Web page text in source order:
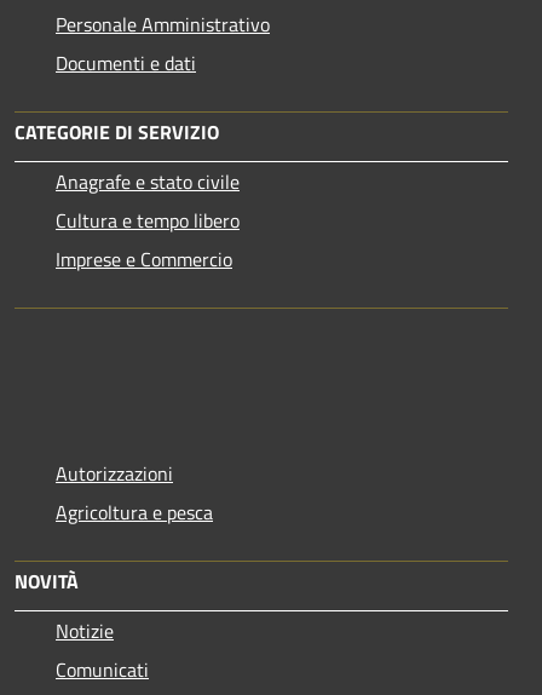
Personale Amministrativo
Documenti e dati
CATEGORIE DI SERVIZIO
Anagrafe e stato civile
Cultura e tempo libero
Imprese e Commercio
Autorizzazioni
Agricoltura e pesca
NOVITÀ
Notizie
Comunicati